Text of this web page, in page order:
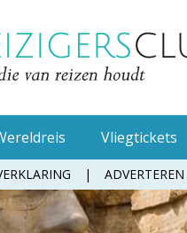
Vliegtickets
ADVERTEREN